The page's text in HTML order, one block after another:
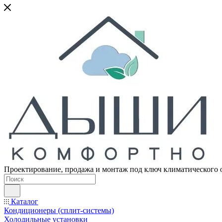
Проектирование, продажа и монтаж под ключ климатического
Каталог
Кондиционеры (сплит-системы)
Холодильные установки